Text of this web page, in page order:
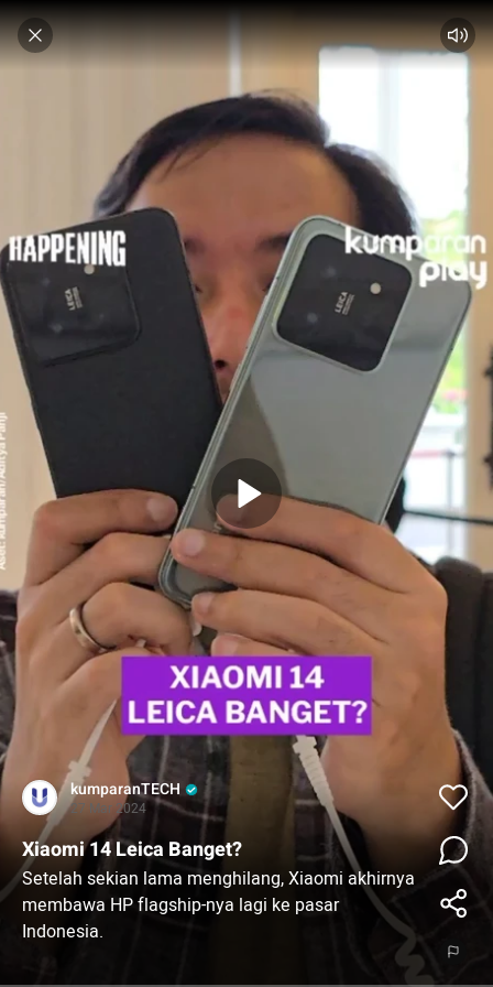
kumparanTECH
27 Mar 2024
Xiaomi 14 Leica Banget?
Setelah sekian lama menghilang, Xiaomi akhirnya
membawa HP flagship-nya lagi ke pasar
Indonesia.